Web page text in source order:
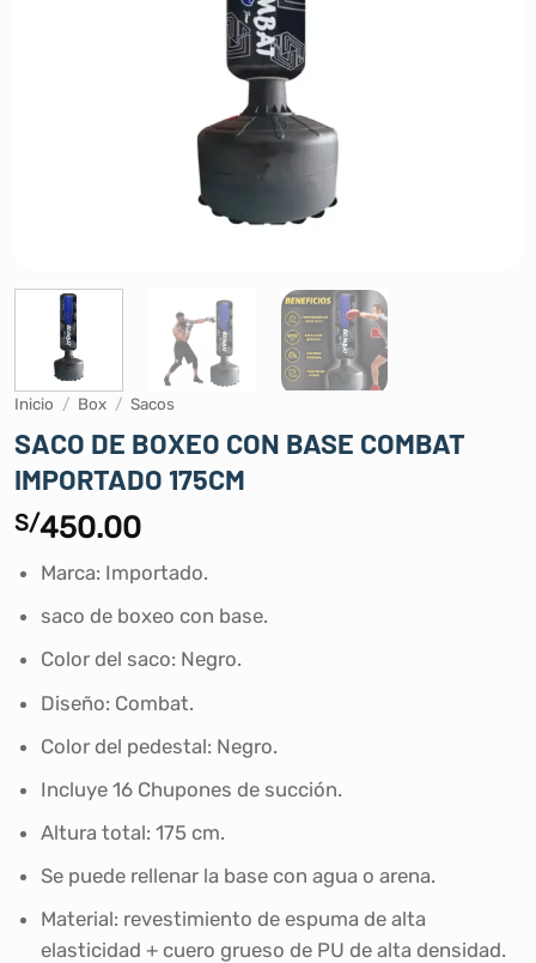
Inicio / Box / Sacos
SACO DE BOXEO CON BASE COMBAT
IMPORTADO 175CM
S/450.00
Marca: Importado.
saco de boxeo con base.
Color del saco: Negro.
Diseño: Combat.
Color del pedestal: Negro.
Incluye 16 Chupones de succión.
Altura total: 175 cm.
Se puede rellenar la base con agua o arena.
Material: revestimiento de espuma de alta
elasticidad + cuero grueso de PU de alta densidad.